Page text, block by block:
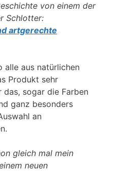
von einem der
Schlotter:
artgerechte
alle aus natürlichen
Produkt sehr
das, sogar die Farben
ganz besonders
an
gleich mal mein
neuen